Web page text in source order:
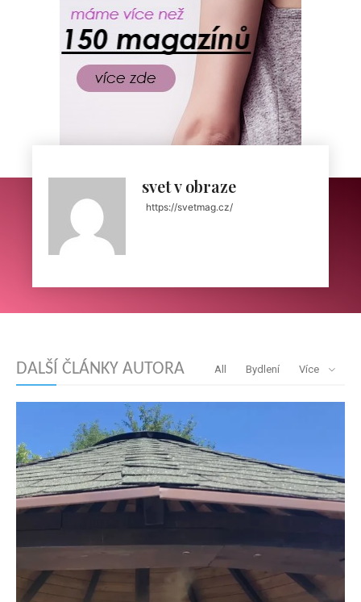
svet v obraze
https://svetmag.cz/
DALŠÍ ČLÁNKY AUTORA All Bydlení Více